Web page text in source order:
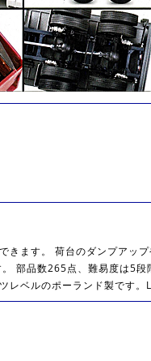
きます。 荷台のダンプアッ
部品数265点、難易度は5段
レベルのポーランド製です。